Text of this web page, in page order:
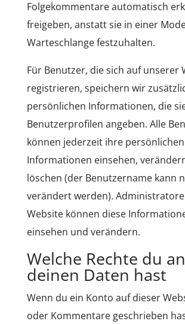
Folgekommentare automatisch
freigeben, anstatt sie in einer
Warteschlange festzuhalten.
Für Benutzer, die sich auf unserer
registrieren, speichern wir
persönlichen Informationen, die
Benutzerprofilen angeben. Alle
können jederzeit ihre persönlichen
Informationen einsehen,
löschen (der Benutzername kann
verändert werden).
Website können diese
einsehen und verändern.
Welche Rechte du an
deinen Daten hast
Wenn du ein Konto auf dieser
oder Kommentare geschrieben